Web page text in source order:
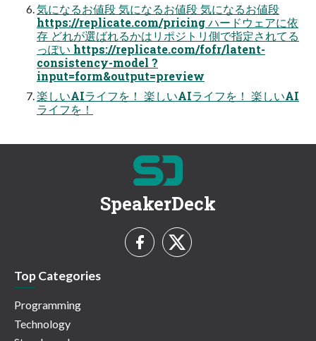
気になるお値段 気になるお値段 気になるお値段
https://replicate.com/pricing ハードウェアに依
存 どれが選ばれるかはリポジトリ側で指定されてる
っぽい https://replicate.com/fofr/latent-
consistency-model ?
input=form&output=preview
楽しいAIライフを！ 楽しいAIライフを！ 楽しいAI
ライフを！
SpeakerDeck
Top Categories
Programming
Technology